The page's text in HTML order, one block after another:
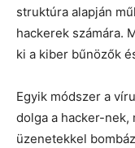
struktúra alapján
hackerek számára.
ki a kiber bűnözők
Egyik módszer a
dolga a hacker-
üzenetekkel